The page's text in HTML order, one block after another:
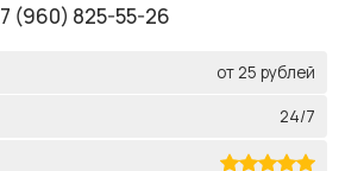
(960) 825-55-26
от 25 рублей
24/7